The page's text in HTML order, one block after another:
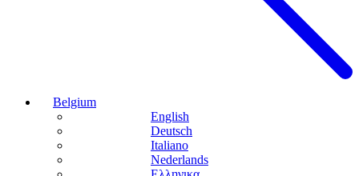
Belgium
English
Deutsch
Italiano
Nederlands